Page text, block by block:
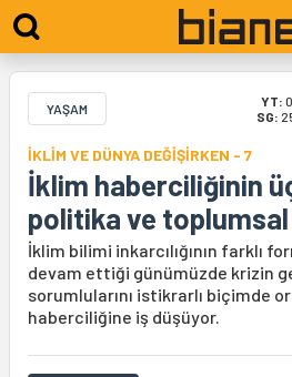
YAŞAM YT:
SG:
İKLİM VE DÜNYA DEĞİŞİRKEN - 7
İklim haberciliğinin
politika ve
İklim bilimi inkarcılığının farklı
devam ettiği günümüzde krizin
sorumlularını istikrarlı biçimde
haberciliğine iş düşüyor.